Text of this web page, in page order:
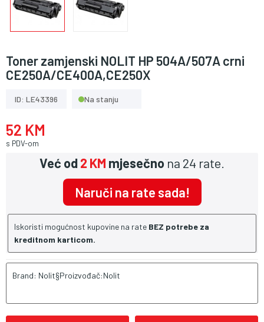
Toner zamjenski NOLIT HP 504A/507A crni
CE250A/CE400A,CE250X
ID: LE43396 Na stanju
52 KM
s PDV-om
Već od2 KM mjesečno na 24 rate.
Naruči na rate sada!
Iskoristi mogućnost kupovine na rate BEZ potrebe za
kreditnom karticom.
Brand: Nolit§Proizvođač:Nolit